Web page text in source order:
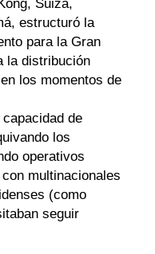
Suiza,
estructuró la
para la Gran
la distribución
los momentos de
de
los
operativos
multinacionales
(como
seguir